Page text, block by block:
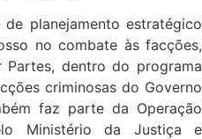
planejamento estratégico
no combate às facções,
dentro do programa
criminosas do Governo
faz parte da Operação
Ministério da Justiça e